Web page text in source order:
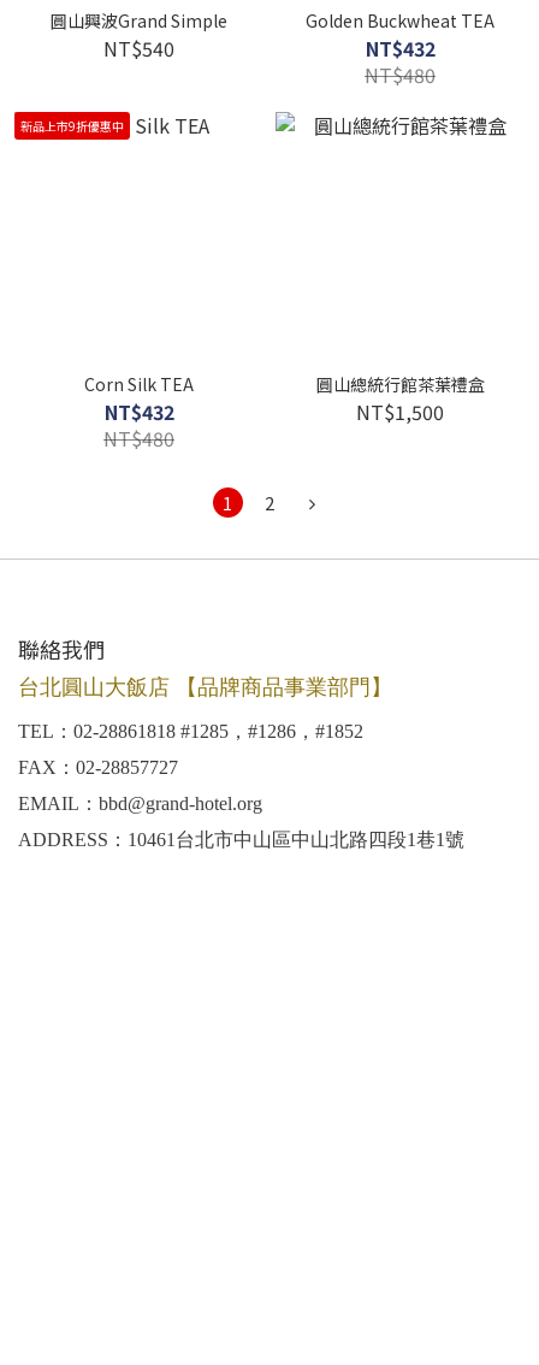
圓山興波Grand Simple
NT$540
Golden Buckwheat TEA
NT$432
NT$480
新品上市9折優惠中
Corn Silk TEA
NT$432
NT$480
圓山總統行館茶葉禮盒
NT$1,500
1 2
聯絡我們
台北圓山大飯店 【品牌商品事業部門】
TEL：02-28861818 #1285，#1286，#1852
FAX：02-28857727
EMAIL：bbd@grand-hotel.org
ADDRESS：10461台北市中山區中山北路四段1巷1號